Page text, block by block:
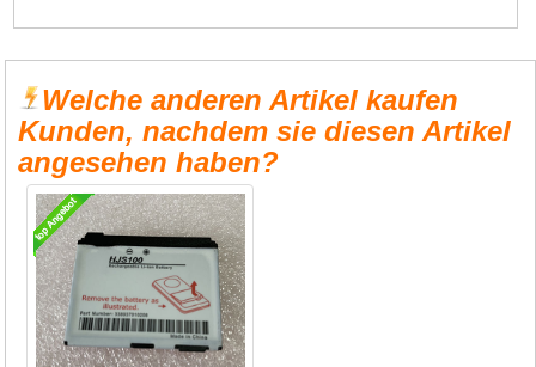
Welche anderen Artikel kaufen
Kunden, nachdem sie diesen Artikel
angesehen haben?